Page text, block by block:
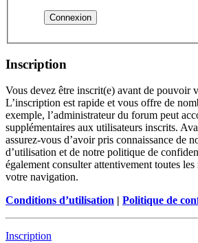
Inscription
Vous devez être inscrit(e) avant de pouvoir
L’inscription est rapide et vous offre de
exemple, l’administrateur du forum peut
supplémentaires aux utilisateurs inscrits.
assurez-vous d’avoir pris connaissance de
d’utilisation et de notre politique de
également consulter attentivement toutes
votre navigation.
Conditions d’utilisation | Politique de
Inscription